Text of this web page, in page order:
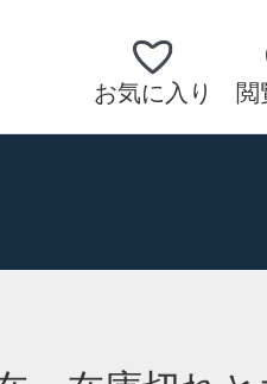
お気に入り 閲